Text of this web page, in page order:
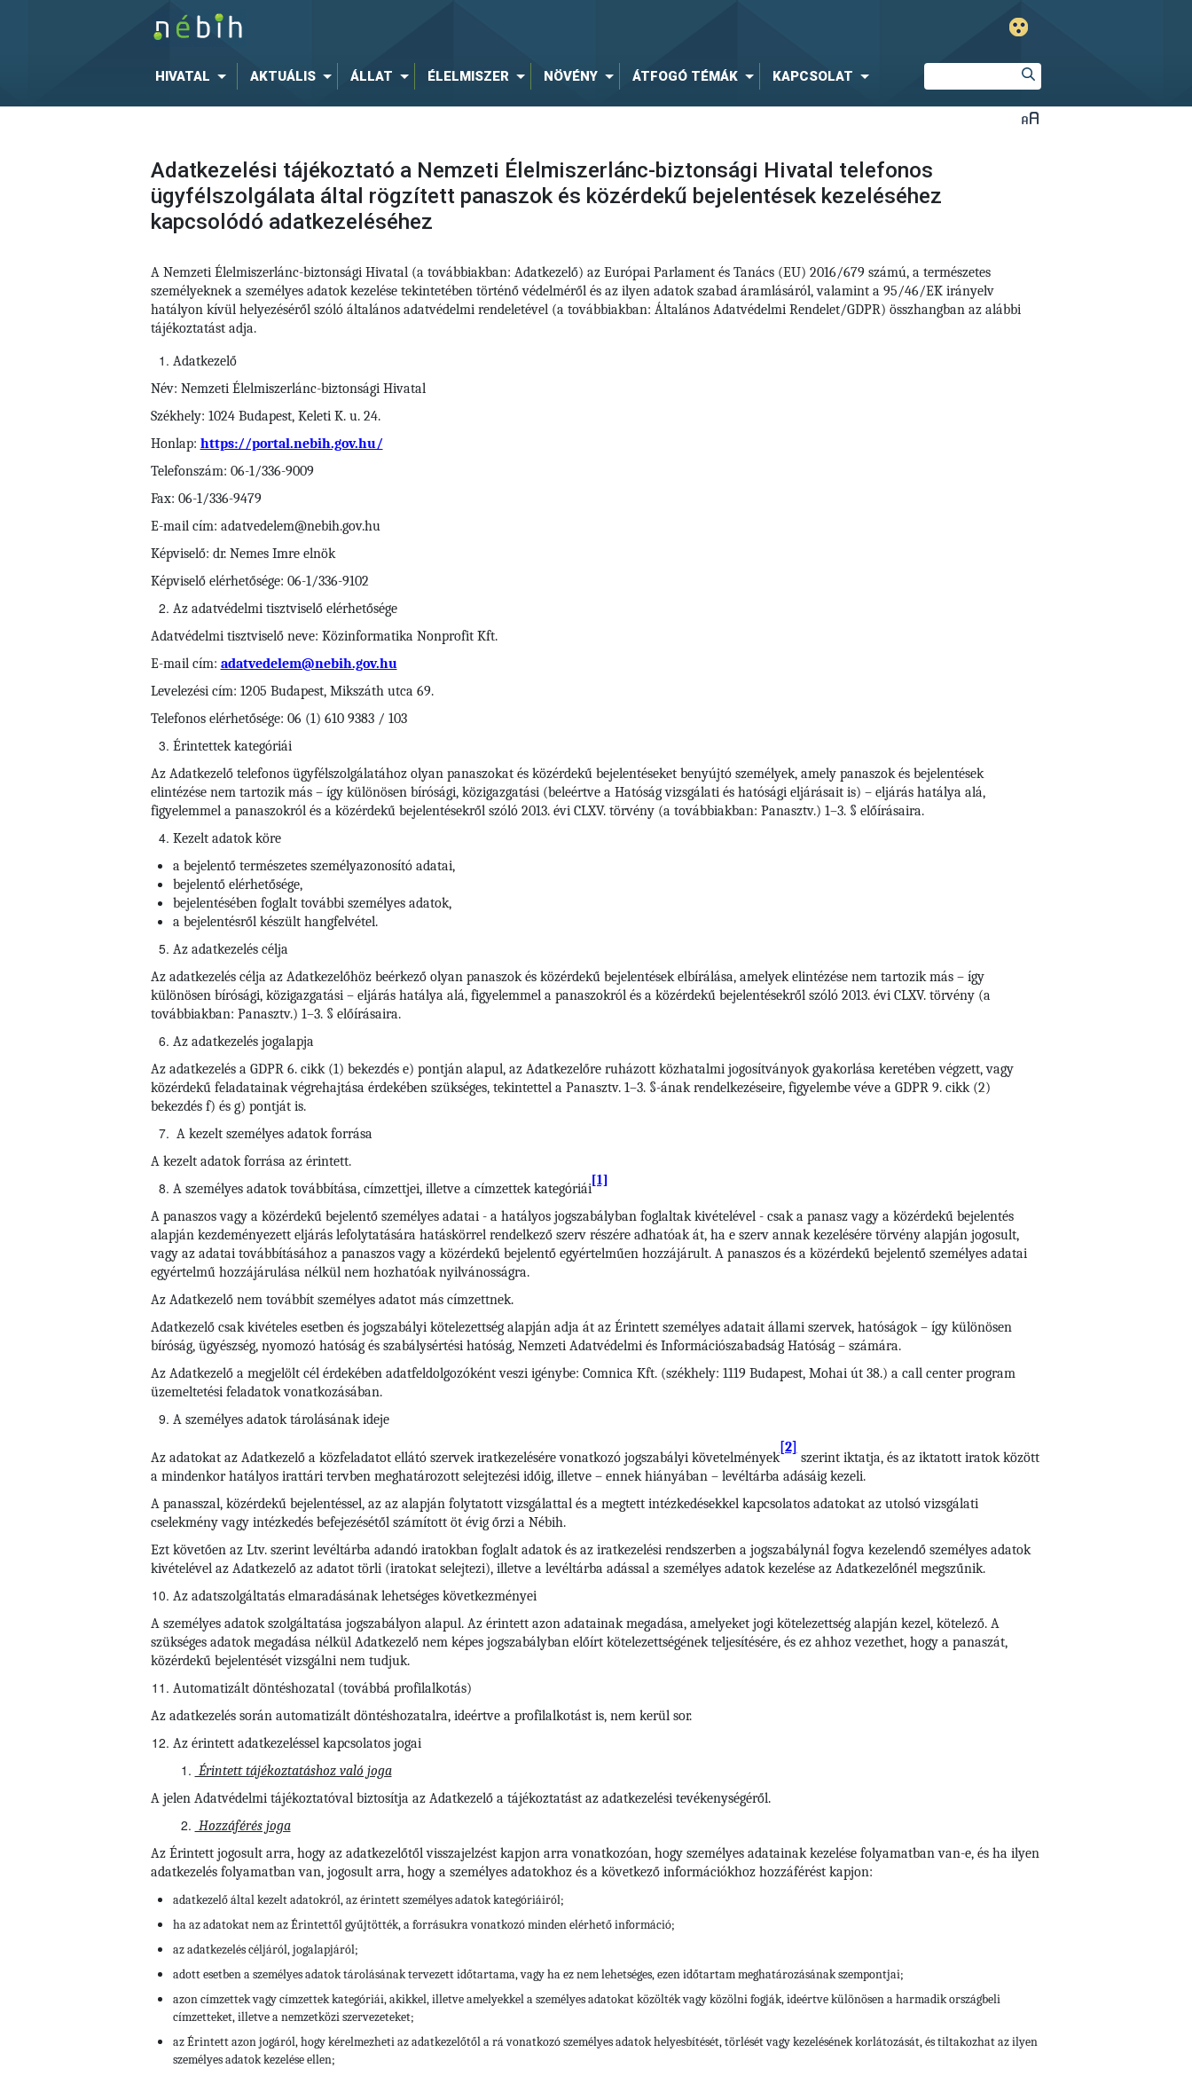
HIVATAL AKTUÁLIS ÁLLAT ÉLELMISZER NÖVÉNY ÁTFOGÓ TÉMÁK KAPCSOLAT
Adatkezelési tájékoztató a Nemzeti Élelmiszerlánc-biztonsági Hivatal telefonos
ügyfélszolgálata által rögzített panaszok és közérdekű bejelentések kezeléséhez
kapcsolódó adatkezeléséhez
A Nemzeti Élelmiszerlánc-biztonsági Hivatal (a továbbiakban: Adatkezelő) az Európai Parlament és Tanács (EU) 2016/679 számú, a természetes
személyeknek a személyes adatok kezelése tekintetében történő védelméről és az ilyen adatok szabad áramlásáról, valamint a 95/46/EK irányelv
hatályon kívül helyezéséről szóló általános adatvédelmi rendeletével (a továbbiakban: Általános Adatvédelmi Rendelet/GDPR) összhangban az alábbi
tájékoztatást adja.
Adatkezelő
Név: Nemzeti Élelmiszerlánc-biztonsági Hivatal
Székhely: 1024 Budapest, Keleti K. u. 24.
Honlap: https://portal.nebih.gov.hu/
Telefonszám: 06-1/336-9009
Fax: 06-1/336-9479
E-mail cím: adatvedelem@nebih.gov.hu
Képviselő: dr. Nemes Imre elnök
Képviselő elérhetősége: 06-1/336-9102
Az adatvédelmi tisztviselő elérhetősége
Adatvédelmi tisztviselő neve: Közinformatika Nonprofit Kft.
E-mail cím: adatvedelem@nebih.gov.hu
Levelezési cím: 1205 Budapest, Mikszáth utca 69.
Telefonos elérhetősége: 06 (1) 610 9383 / 103
Érintettek kategóriái
Az Adatkezelő telefonos ügyfélszolgálatához olyan panaszokat és közérdekű bejelentéseket benyújtó személyek, amely panaszok és bejelentések
elintézése nem tartozik más – így különösen bírósági, közigazgatási (beleértve a Hatóság vizsgálati és hatósági eljárásait is) – eljárás hatálya alá,
figyelemmel a panaszokról és a közérdekű bejelentésekről szóló 2013. évi CLXV. törvény (a továbbiakban: Panasztv.) 1–3. § előírásaira.
Kezelt adatok köre
a bejelentő természetes személyazonosító adatai,
bejelentő elérhetősége,
bejelentésében foglalt további személyes adatok,
a bejelentésről készült hangfelvétel.
Az adatkezelés célja
Az adatkezelés célja az Adatkezelőhöz beérkező olyan panaszok és közérdekű bejelentések elbírálása, amelyek elintézése nem tartozik más – így
különösen bírósági, közigazgatási – eljárás hatálya alá, figyelemmel a panaszokról és a közérdekű bejelentésekről szóló 2013. évi CLXV. törvény (a
továbbiakban: Panasztv.) 1–3. § előírásaira.
Az adatkezelés jogalapja
Az adatkezelés a GDPR 6. cikk (1) bekezdés e) pontján alapul, az Adatkezelőre ruházott közhatalmi jogosítványok gyakorlása keretében végzett, vagy
közérdekű feladatainak végrehajtása érdekében szükséges, tekintettel a Panasztv. 1–3. §-ának rendelkezéseire, figyelembe véve a GDPR 9. cikk (2)
bekezdés f) és g) pontját is.
A kezelt személyes adatok forrása
A kezelt adatok forrása az érintett.
A személyes adatok továbbítása, címzettjei, illetve a címzettek kategóriái
[1]
A panaszos vagy a közérdekű bejelentő személyes adatai - a hatályos jogszabályban foglaltak kivételével - csak a panasz vagy a közérdekű bejelentés
alapján kezdeményezett eljárás lefolytatására hatáskörrel rendelkező szerv részére adhatóak át, ha e szerv annak kezelésére törvény alapján jogosult,
vagy az adatai továbbításához a panaszos vagy a közérdekű bejelentő egyértelműen hozzájárult. A panaszos és a közérdekű bejelentő személyes adatai
egyértelmű hozzájárulása nélkül nem hozhatóak nyilvánosságra.
Az Adatkezelő nem továbbít személyes adatot más címzettnek.
Adatkezelő csak kivételes esetben és jogszabályi kötelezettség alapján adja át az Érintett személyes adatait állami szervek, hatóságok – így különösen
bíróság, ügyészség, nyomozó hatóság és szabálysértési hatóság, Nemzeti Adatvédelmi és Információszabadság Hatóság – számára.
Az Adatkezelő a megjelölt cél érdekében adatfeldolgozóként veszi igénybe: Comnica Kft. (székhely: 1119 Budapest, Mohai út 38.) a call center program
üzemeltetési feladatok vonatkozásában.
A személyes adatok tárolásának ideje
Az adatokat az Adatkezelő a közfeladatot ellátó szervek iratkezelésére vonatkozó jogszabályi követelmények
[2]
szerint iktatja, és az iktatott iratok között
a mindenkor hatályos irattári tervben meghatározott selejtezési időig, illetve – ennek hiányában – levéltárba adásáig kezeli.
A panasszal, közérdekű bejelentéssel, az az alapján folytatott vizsgálattal és a megtett intézkedésekkel kapcsolatos adatokat az utolsó vizsgálati
cselekmény vagy intézkedés befejezésétől számított öt évig őrzi a Nébih.
Ezt követően az Ltv. szerint levéltárba adandó iratokban foglalt adatok és az iratkezelési rendszerben a jogszabálynál fogva kezelendő személyes adatok
kivételével az Adatkezelő az adatot törli (iratokat selejtezi), illetve a levéltárba adással a személyes adatok kezelése az Adatkezelőnél megszűnik.
Az adatszolgáltatás elmaradásának lehetséges következményei
A személyes adatok szolgáltatása jogszabályon alapul. Az érintett azon adatainak megadása, amelyeket jogi kötelezettség alapján kezel, kötelező. A
szükséges adatok megadása nélkül Adatkezelő nem képes jogszabályban előírt kötelezettségének teljesítésére, és ez ahhoz vezethet, hogy a panaszát,
közérdekű bejelentését vizsgálni nem tudjuk.
Automatizált döntéshozatal (továbbá profilalkotás)
Az adatkezelés során automatizált döntéshozatalra, ideértve a profilalkotást is, nem kerül sor.
Az érintett adatkezeléssel kapcsolatos jogai
Érintett tájékoztatáshoz való joga
A jelen Adatvédelmi tájékoztatóval biztosítja az Adatkezelő a tájékoztatást az adatkezelési tevékenységéről.
Hozzáférés joga
Az Érintett jogosult arra, hogy az adatkezelőtől visszajelzést kapjon arra vonatkozóan, hogy személyes adatainak kezelése folyamatban van-e, és ha ilyen
adatkezelés folyamatban van, jogosult arra, hogy a személyes adatokhoz és a következő információkhoz hozzáférést kapjon:
adatkezelő által kezelt adatokról, az érintett személyes adatok kategóriáiról;
ha az adatokat nem az Érintettől gyűjtötték, a forrásukra vonatkozó minden elérhető információ;
az adatkezelés céljáról, jogalapjáról;
adott esetben a személyes adatok tárolásának tervezett időtartama, vagy ha ez nem lehetséges, ezen időtartam meghatározásának szempontjai;
azon címzettek vagy címzettek kategóriái, akikkel, illetve amelyekkel a személyes adatokat közölték vagy közölni fogják, ideértve különösen a harmadik országbeli
címzetteket, illetve a nemzetközi szervezeteket;
az Érintett azon jogáról, hogy kérelmezheti az adatkezelőtől a rá vonatkozó személyes adatok helyesbítését, törlését vagy kezelésének korlátozását, és tiltakozhat az ilyen
személyes adatok kezelése ellen;